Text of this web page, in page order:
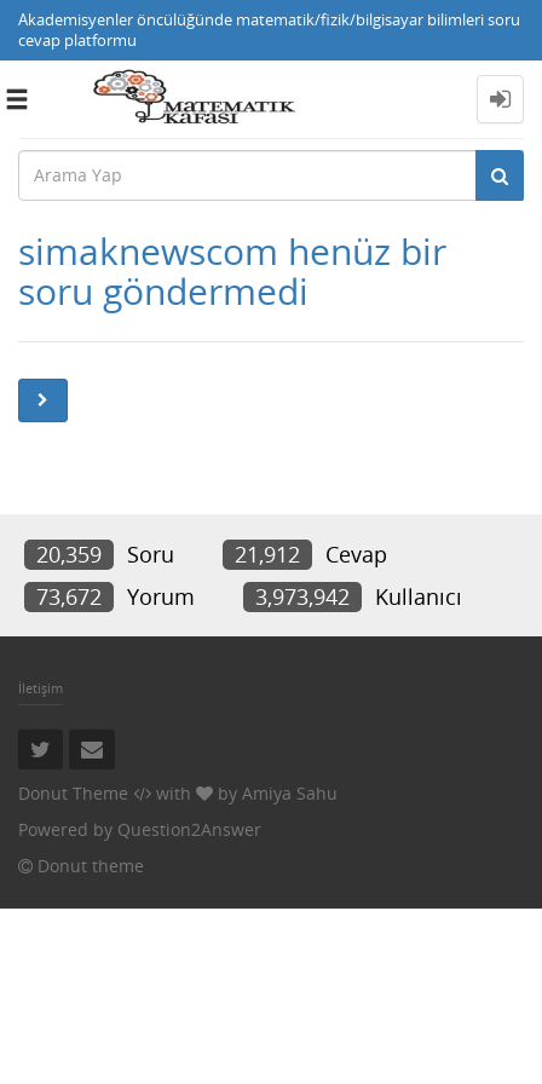
Akademisyenler öncülüğünde matematik/fizik/bilgisayar bilimleri soru
cevap platformu
Toggle
simaknewscom henüz bir
soru göndermedi
20,359 Soru 21,912
Cevap
73,672
Yorum 3,973,942 Kullanıcı
İletişim
Donut Theme with by Amiya Sahu
Powered by Question2Answer
Donut theme